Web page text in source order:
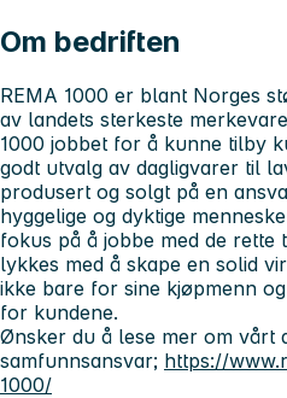
Om bedriften
REMA 1000 er blant Norges
av landets sterkeste
1000 jobbet for å kunne tilby
godt utvalg av dagligvarer til
produsert og solgt på en
hyggelige og dyktige
fokus på å jobbe med de rette
lykkes med å skape en solid
ikke bare for sine kjøpmenn
for kundene.
Ønsker du å lese mer om vårt
samfunnsansvar; https://
1000/